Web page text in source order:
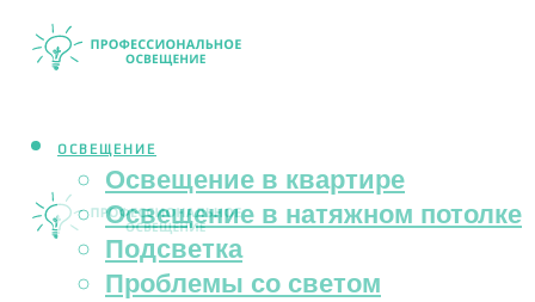
ОСВЕЩЕНИЕ
Освещение в квартире
Освещение в натяжном потолке
Подсветка
Проблемы со светом